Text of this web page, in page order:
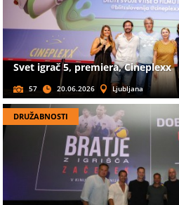
Svet igrač 5, premiera, Cineplexx
57 20.06.2026 Ljubljana
DRUŽABNOSTI